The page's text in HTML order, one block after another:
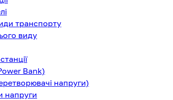
транспорту
виду
Bank)
напруги)
напруги